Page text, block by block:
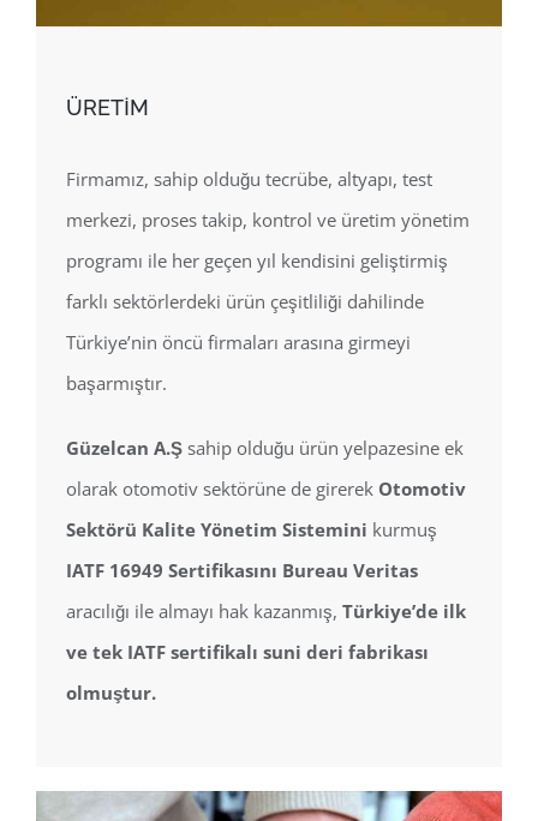
ÜRETİM
Firmamız, sahip olduğu tecrübe, altyapı, test
merkezi, proses takip, kontrol ve üretim yönetim
programı ile her geçen yıl kendisini geliştirmiş
farklı sektörlerdeki ürün çeşitliliği dahilinde
Türkiye’nin öncü firmaları arasına girmeyi
başarmıştır.
Güzelcan A.Ş sahip olduğu ürün yelpazesine ek
olarak otomotiv sektörüne de girerek Otomotiv
Sektörü Kalite Yönetim Sistemini kurmuş
IATF 16949 Sertifikasını Bureau Veritas
aracılığı ile almayı hak kazanmış, Türkiye’de ilk
ve tek IATF sertifikalı suni deri fabrikası
olmuştur.